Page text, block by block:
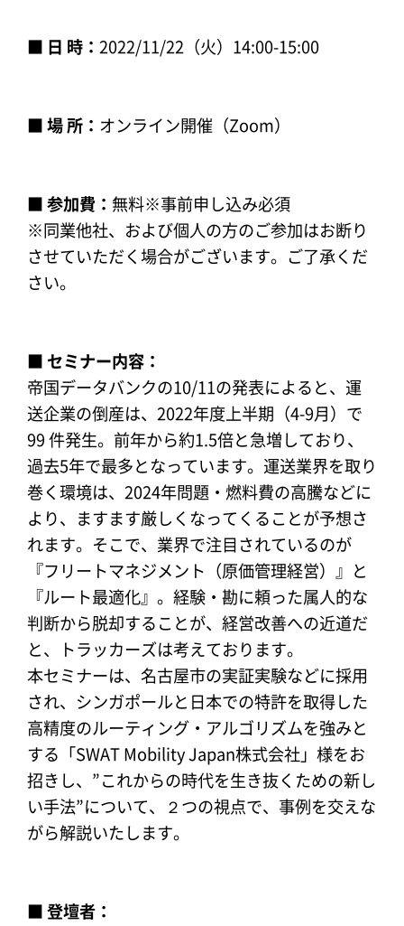
■ 日 時： 2022/11/22（火）14:00-15:00
■ 場 所： オンライン開催（Zoom）
■ 参加費： 無料※事前申し込み必須
※同業他社、および個人の方のご参加はお断り
させていただく場合がございます。ご了承くだ
さい。
■ セミナー内容：
帝国データバンクの10/11の発表によると、運
送企業の倒産は、2022年度上半期（4-9月）で
99 件発生。前年から約1.5倍と急増しており、
過去5年で最多となっています。運送業界を取り
巻く環境は、2024年問題・燃料費の高騰などに
より、ますます厳しくなってくることが予想さ
れます。そこで、業界で注目されているのが
『フリートマネジメント（原価管理経営）』と
『ルート最適化』。経験・勘に頼った属人的な
判断から脱却することが、経営改善への近道だ
と、トラッカーズは考えております。
本セミナーは、名古屋市の実証実験などに採用
され、シンガポールと日本での特許を取得した
高精度のルーティング・アルゴリズムを強みと
する「SWAT Mobility Japan株式会社」様をお
招きし、”これからの時代を生き抜くための新し
い手法”について、２つの視点で、事例を交えな
がら解説いたします。
■ 登壇者：